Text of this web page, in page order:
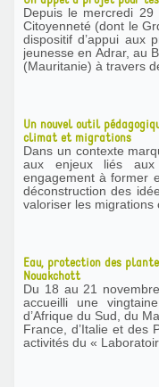
Depuis le mercredi
Citoyenneté (dont le
dispositif d’appui aux
jeunesse en Adrar, au
(Mauritanie) à travers
Un nouvel outil
climat et migrations
Dans un contexte
aux enjeux liés
engagement à former
déconstruction des
valoriser les migrations
Eau, protection des
Nouakchott
Du 18 au 21
accueilli une
d’Afrique du Sud, du
France, d’Italie et des
activités du «